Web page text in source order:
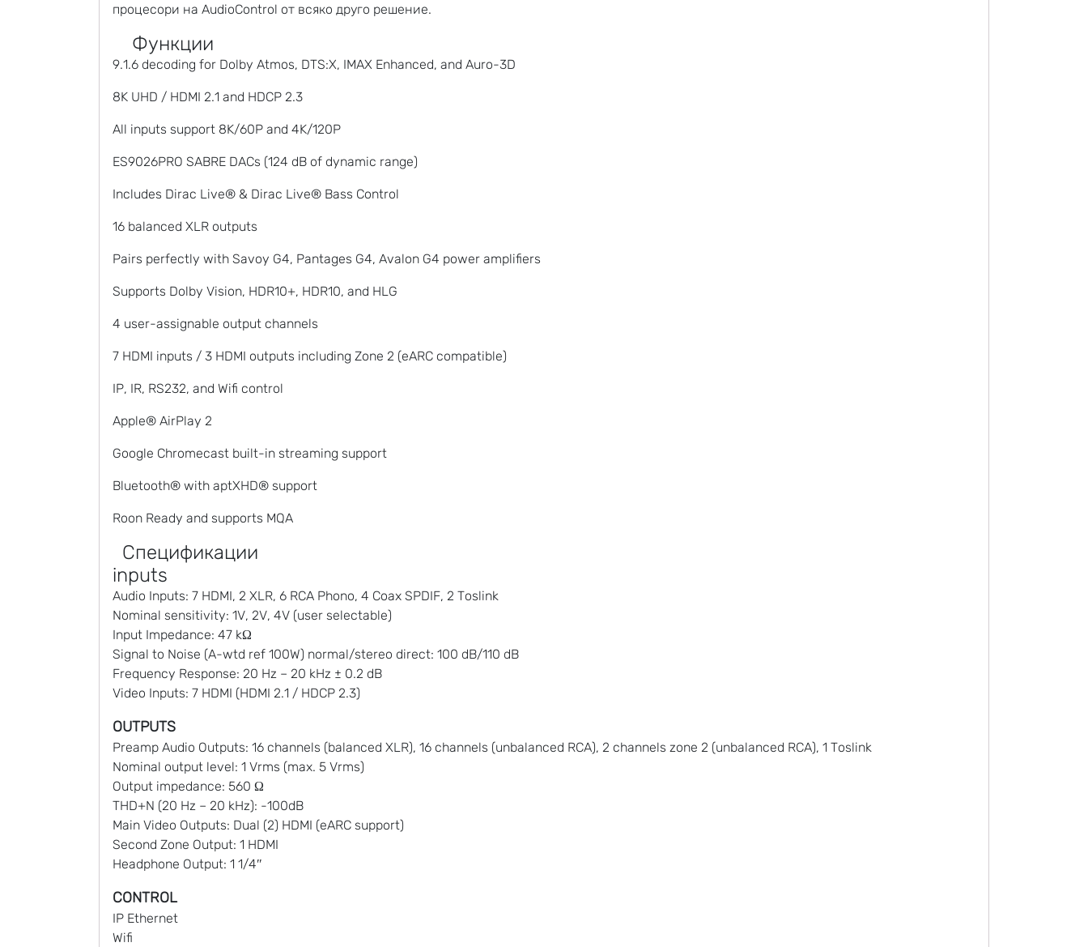
процесори на AudioControl от всяко друго решение.
Функции
9.1.6 decoding for Dolby Atmos, DTS:X, IMAX Enhanced, and Auro-3D
8K UHD / HDMI 2.1 and HDCP 2.3
All inputs support 8K/60P and 4K/120P
ES9026PRO SABRE DACs (124 dB of dynamic range)
Includes Dirac Live® & Dirac Live® Bass Control
16 balanced XLR outputs
Pairs perfectly with Savoy G4, Pantages G4, Avalon G4 power amplifiers
Supports Dolby Vision, HDR10+, HDR10, and HLG
4 user-assignable output channels
7 HDMI inputs / 3 HDMI outputs including Zone 2 (eARC compatible)
IP, IR, RS232, and Wifi control
Apple® AirPlay 2
Google Chromecast built-in streaming support
Bluetooth® with aptXHD® support
Roon Ready and supports MQA
Спецификации
inputs
Audio Inputs: 7 HDMI, 2 XLR, 6 RCA Phono, 4 Coax SPDIF, 2 Toslink
Nominal sensitivity: 1V, 2V, 4V (user selectable)
Input Impedance: 47 kΩ
Signal to Noise (A-wtd ref 100W) normal/stereo direct: 100 dB/110 dB
Frequency Response: 20 Hz – 20 kHz ± 0.2 dB
Video Inputs: 7 HDMI (HDMI 2.1 / HDCP 2.3)
OUTPUTS
Preamp Audio Outputs: 16 channels (balanced XLR), 16 channels (unbalanced RCA), 2 channels zone 2 (unbalanced RCA), 1 Toslink
Nominal output level: 1 Vrms (max. 5 Vrms)
Output impedance: 560 Ω
THD+N (20 Hz – 20 kHz): -100dB
Main Video Outputs: Dual (2) HDMI (eARC support)
Second Zone Output: 1 HDMI
Headphone Output: 1 1/4″
CONTROL
IP Ethernet
Wifi